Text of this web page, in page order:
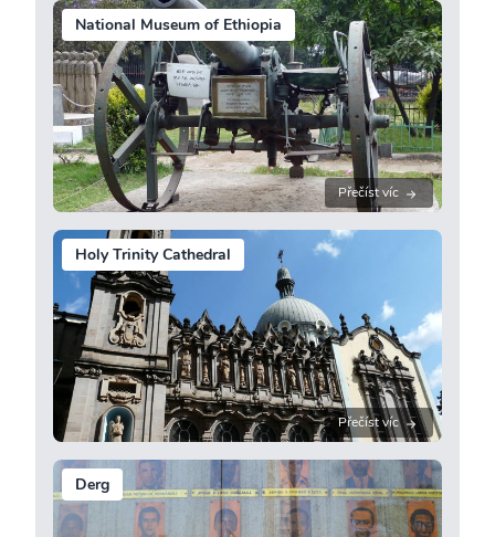
National Museum of Ethiopia
Přečíst víc
Holy Trinity Cathedral
Přečíst víc
Derg